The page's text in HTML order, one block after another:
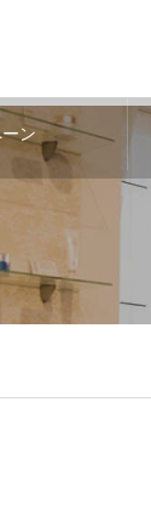
ン